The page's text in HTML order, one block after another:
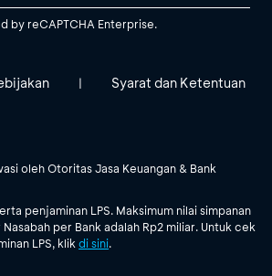
by reCAPTCHA Enterprise.
| Syarat dan Ketentuan
oleh Otoritas Jasa Keuangan & Bank
penjaminan LPS. Maksimum nilai simpanan
per Bank adalah Rp2 miliar. Untuk cek
LPS, klik di sini.